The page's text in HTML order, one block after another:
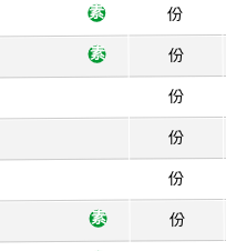
份
份
份
份
份
份